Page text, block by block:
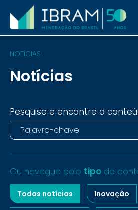
NOTÍCIAS
Notícias
Pesquise e encontre o
Ou navegue pelo tipo de
Todas notícias Inovação